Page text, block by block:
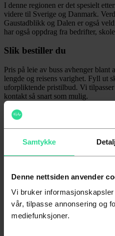
Samtykke
Denne nettsiden anvender
Vi bruker
vår, tilpasse annonsering og
mediefunksjoner.
I denne regionen er det spesielt
videre til Sverige og Danmark.
Gaustadblikk og Dalen er også
har også oppdrag fra bedrifter,
Slik bestiller du
Pris på leie av buss avhenger blant
lengde og reisens varighet. Fyll ut
uforpliktende pristilbud. Vi
kontakt så snart som mulig.
Fyll ut skjema her
Representerer du en bedrift eller
muligheter for transportavtale?
prat om skreddersydde avtaler og